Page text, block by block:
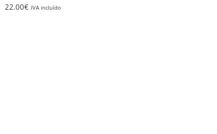
22.00€ IVA incluído